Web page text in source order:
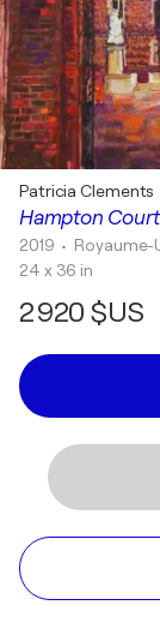
Hampton
Patricia Clements
2019 • Royaume-
24 x 36 in
2 920 $US